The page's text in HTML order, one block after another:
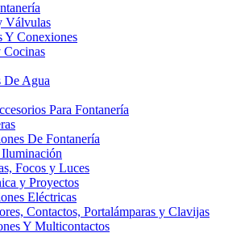
Válvulas
Y Conexiones
Cocinas
De Agua
Para Fontanería
De Fontanería
Focos y Luces
y Proyectos
Eléctricas
Contactos, Portalámparas y Clavijas
Y Multicontactos